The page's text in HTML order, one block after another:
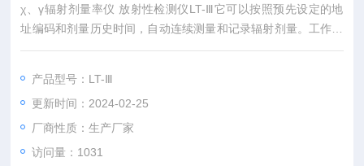
χ、γ辐射剂量率仪 放射性检测仪LT-Ⅲ它可以按照预先设定的地
址编码和剂量历史时间，自动连续测量和记录辐射剂量。工作人
员可以任意设定剂量率报警值和累积剂量报警值，仪器自动发出
康。该仪器体积小、重量轻，携带方便，抗环境干扰能力强，于
核设施、核技术应用单位、科研院所、防化及环境保护监督管理
部门的辐射场调查及事故应急辐射测量，也可
产品型号：LT-Ⅲ
更新时间：2024-02-25
厂商性质：生产厂家
访问量：1031